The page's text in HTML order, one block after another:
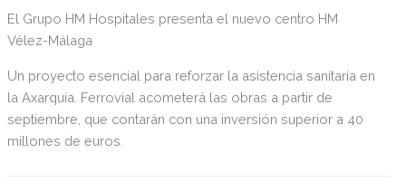
El Grupo HM Hospitales presenta el nuevo centro HM
Vélez-Málaga
Un proyecto esencial para reforzar la asistencia sanitaria en
la Axarquía. Ferrovial acometerá las obras a partir de
septiembre, que contarán con una inversión superior a 40
millones de euros.